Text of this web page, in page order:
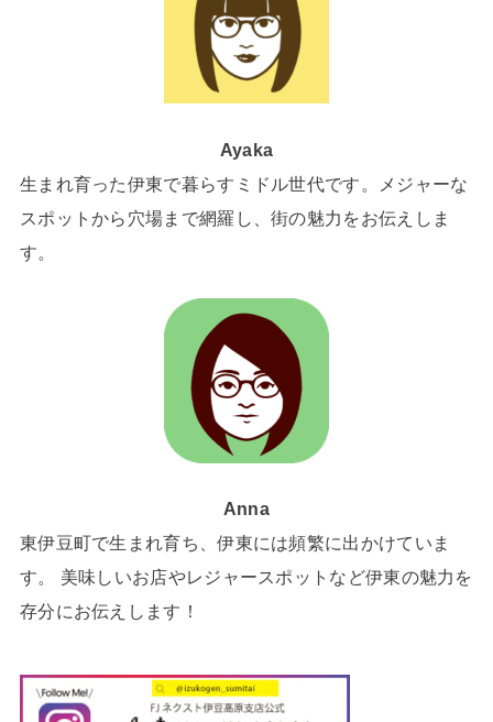
Ayaka
生まれ育った伊東で暮らすミドル世代です。メジャーな
スポットから穴場まで網羅し、街の魅力をお伝えしま
す。
Anna
東伊豆町で生まれ育ち、伊東には頻繁に出かけていま
す。 美味しいお店やレジャースポットなど伊東の魅力を
存分にお伝えします！